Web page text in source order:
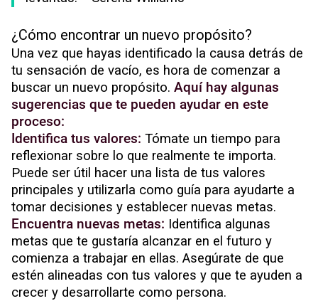
¿Cómo encontrar un nuevo propósito?
Una vez que hayas identificado la causa detrás de
tu sensación de vacío, es hora de comenzar a
buscar un nuevo propósito. Aquí hay algunas
sugerencias que te pueden ayudar en este
proceso:
Identifica tus valores: Tómate un tiempo para
reflexionar sobre lo que realmente te importa.
Puede ser útil hacer una lista de tus valores
principales y utilizarla como guía para ayudarte a
tomar decisiones y establecer nuevas metas.
Encuentra nuevas metas: Identifica algunas
metas que te gustaría alcanzar en el futuro y
comienza a trabajar en ellas. Asegúrate de que
estén alineadas con tus valores y que te ayuden a
crecer y desarrollarte como persona.